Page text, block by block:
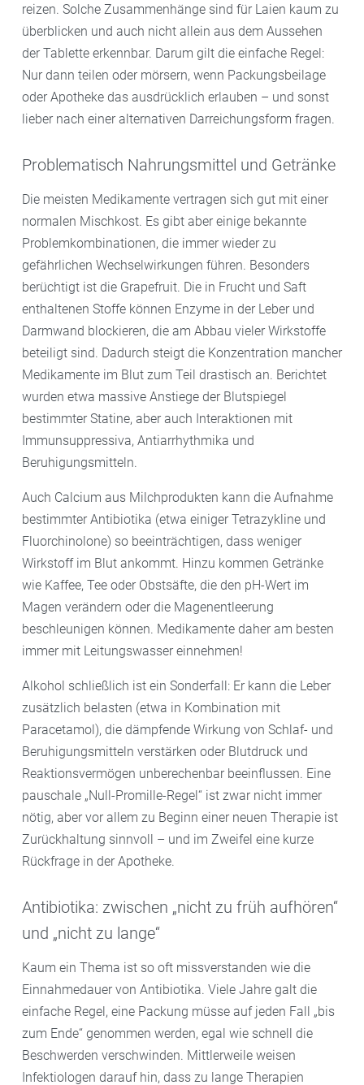
reizen. Solche Zusammenhänge sind für Laien kaum zu
überblicken und auch nicht allein aus dem Aussehen
der Tablette erkennbar. Darum gilt die einfache Regel:
Nur dann teilen oder mörsern, wenn Packungsbeilage
oder Apotheke das ausdrücklich erlauben – und sonst
lieber nach einer alternativen Darreichungsform fragen.
Problematisch Nahrungsmittel und Getränke
Die meisten Medikamente vertragen sich gut mit einer
normalen Mischkost. Es gibt aber einige bekannte
Problemkombinationen, die immer wieder zu
gefährlichen Wechselwirkungen führen. Besonders
berüchtigt ist die Grapefruit. Die in Frucht und Saft
enthaltenen Stoffe können Enzyme in der Leber und
Darmwand blockieren, die am Abbau vieler Wirkstoffe
beteiligt sind. Dadurch steigt die Konzentration mancher
Medikamente im Blut zum Teil drastisch an. Berichtet
wurden etwa massive Anstiege der Blutspiegel
bestimmter Statine, aber auch Interaktionen mit
Immunsuppressiva, Antiarrhythmika und
Beruhigungsmitteln.
Auch Calcium aus Milchprodukten kann die Aufnahme
bestimmter Antibiotika (etwa einiger Tetrazykline und
Fluorchinolone) so beeinträchtigen, dass weniger
Wirkstoff im Blut ankommt. Hinzu kommen Getränke
wie Kaffee, Tee oder Obstsäfte, die den pH-Wert im
Magen verändern oder die Magenentleerung
beschleunigen können. Medikamente daher am besten
immer mit Leitungswasser einnehmen!
Alkohol schließlich ist ein Sonderfall: Er kann die Leber
zusätzlich belasten (etwa in Kombination mit
Paracetamol), die dämpfende Wirkung von Schlaf- und
Beruhigungsmitteln verstärken oder Blutdruck und
Reaktionsvermögen unberechenbar beeinflussen. Eine
pauschale „Null-Promille-Regel“ ist zwar nicht immer
nötig, aber vor allem zu Beginn einer neuen Therapie ist
Zurückhaltung sinnvoll – und im Zweifel eine kurze
Rückfrage in der Apotheke.
Antibiotika: zwischen „nicht zu früh aufhören“
und „nicht zu lange“
Kaum ein Thema ist so oft missverstanden wie die
Einnahmedauer von Antibiotika. Viele Jahre galt die
einfache Regel, eine Packung müsse auf jeden Fall „bis
zum Ende“ genommen werden, egal wie schnell die
Beschwerden verschwinden. Mittlerweile weisen
Infektiologen darauf hin, dass zu lange Therapien